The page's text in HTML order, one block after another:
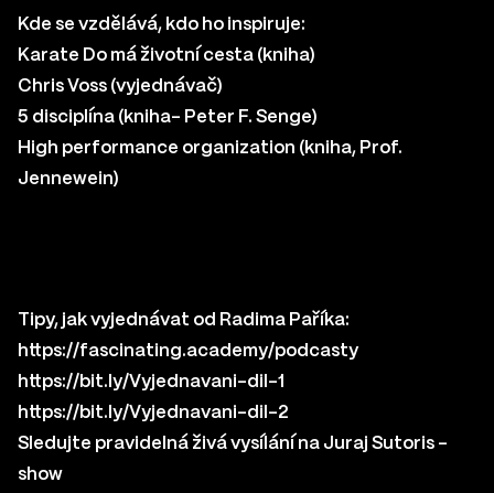
Kde se vzdělává, kdo ho inspiruje:
Karate Do má životní cesta (kniha)
Chris Voss (vyjednávač)
5 disciplína (kniha- Peter F. Senge)
High performance organization (kniha, Prof.
Jennewein)
Tipy, jak vyjednávat od Radima Paříka:
https://fascinating.academy/podcasty
https://bit.ly/Vyjednavani-dil-1
https://bit.ly/Vyjednavani-dil-2
Sledujte pravidelná živá vysílání na Juraj Sutoris –
show